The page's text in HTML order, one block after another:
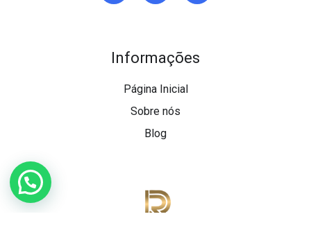
Informações
Página Inicial
Sobre nós
Blog